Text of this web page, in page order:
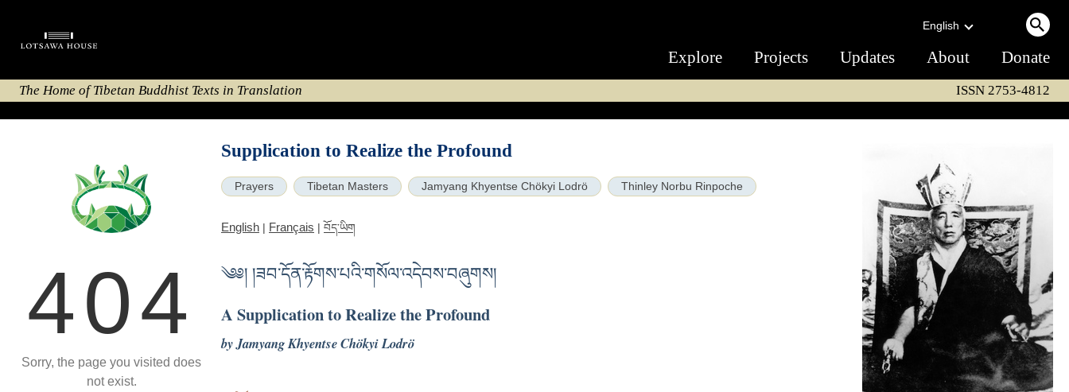
English
Explore Projects Updates About Donate
The Home of Tibetan Buddhist Texts in Translation ISSN 2753-4812
404
Sorry, the page you visited does
not exist.
Supplication to Realize the Profound
Prayers Tibetan Masters Jamyang Khyentse Chökyi Lodrö Thinley Norbu Rinpoche
English | Français | བོད་ཡིག
༄༅། །ཟབ་དོན་རྟོགས་པའི་གསོལ་འདེབས་བཞུགས།
A Supplication to Realize the Profound
by Jamyang Khyentse Chökyi Lodrö